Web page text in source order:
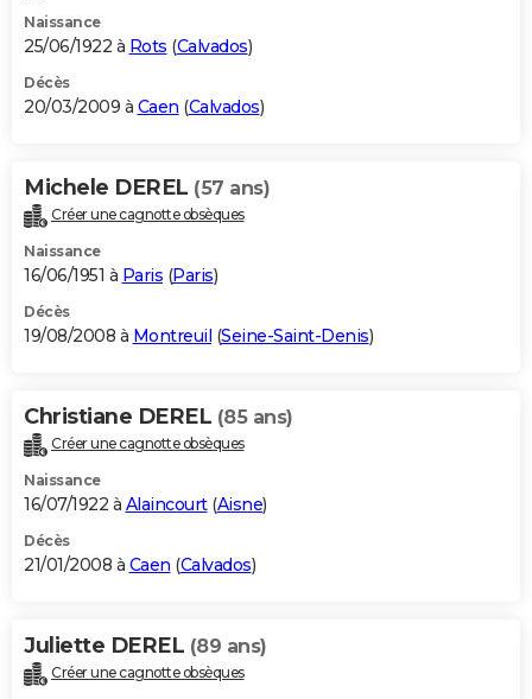
Naissance
25/06/1922 à Rots (Calvados)
Décès
20/03/2009 à Caen (Calvados)
Michele DEREL (57 ans)
Créer une cagnotte obsèques
Naissance
16/06/1951 à Paris (Paris)
Décès
19/08/2008 à Montreuil (Seine-Saint-Denis)
Christiane DEREL (85 ans)
Créer une cagnotte obsèques
Naissance
16/07/1922 à Alaincourt(Aisne)
Décès
21/01/2008 à Caen (Calvados)
Juliette DEREL (89 ans)
Créer une cagnotte obsèques